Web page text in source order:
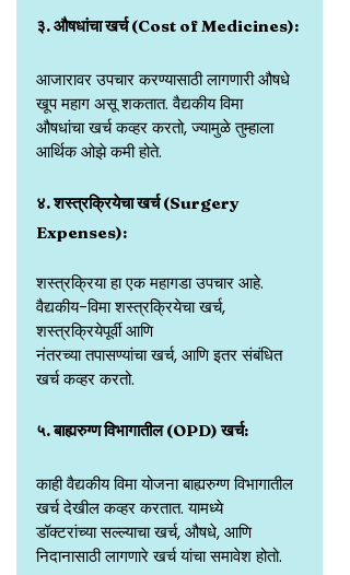
३. औषधांचा खर्च (Cost of Medicines):
आजारावर उपचार करण्यासाठी लागणारी औषधे
खूप महाग असू शकतात. वैद्यकीय विमा
औषधांचा खर्च कव्हर करतो, ज्यामुळे तुम्हाला
आर्थिक ओझे कमी होते.
४. शस्त्रक्रियेचा खर्च (Surgery
Expenses):
शस्त्रक्रिया हा एक महागडा उपचार आहे.
वैद्यकीय-विमा शस्त्रक्रियेचा खर्च,
शस्त्रक्रियेपूर्वी आणि
नंतरच्या तपासण्यांचा खर्च, आणि इतर संबंधित
खर्च कव्हर करतो.
५. बाह्यरुग्ण विभागातील (OPD) खर्च:
काही वैद्यकीय विमा योजना बाह्यरुग्ण विभागातील
खर्च देखील कव्हर करतात. यामध्ये
डॉक्टरांच्या सल्ल्याचा खर्च, औषधे, आणि
निदानासाठी लागणारे खर्च यांचा समावेश होतो.